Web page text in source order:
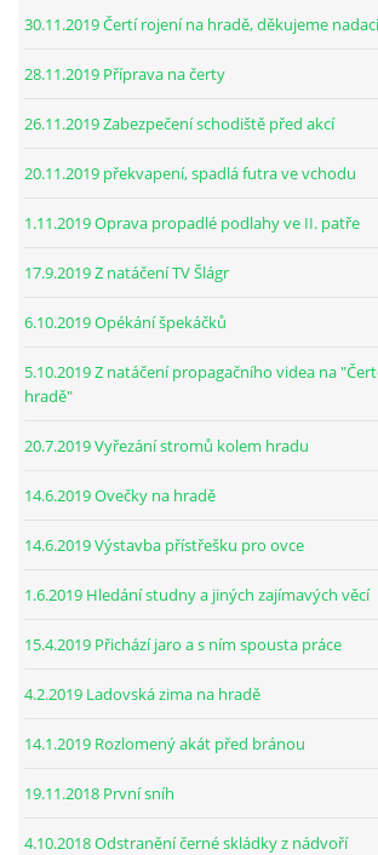
30.11.2019 Čertí rojení na hradě, děkujeme nadaci
28.11.2019 Příprava na čerty
26.11.2019 Zabezpečení schodiště před akcí
20.11.2019 překvapení, spadlá futra ve vchodu
1.11.2019 Oprava propadlé podlahy ve II. patře
17.9.2019 Z natáčení TV Šlágr
6.10.2019 Opékání špekáčků
5.10.2019 Z natáčení propagačního videa na
hradě"
20.7.2019 Vyřezání stromů kolem hradu
14.6.2019 Ovečky na hradě
14.6.2019 Výstavba přístřešku pro ovce
1.6.2019 Hledání studny a jiných zajímavých věcí
15.4.2019 Přichází jaro a s ním spousta práce
4.2.2019 Ladovská zima na hradě
14.1.2019 Rozlomený akát před bránou
19.11.2018 První sníh
4.10.2018 Odstranění černé skládky z nádvoří